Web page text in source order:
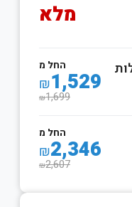
מלא
החל מ
₪1,529
₪1,699
החל מ
₪2,346
₪2,607